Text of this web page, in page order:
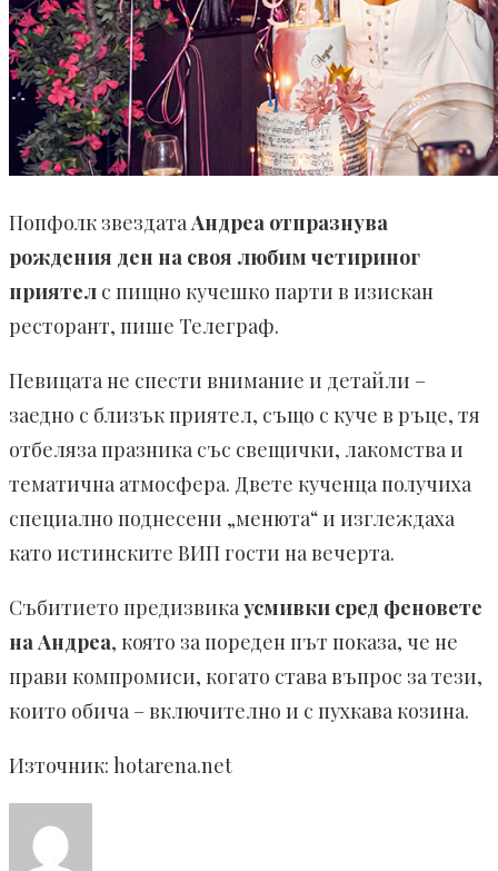
Попфолк звездатаАндреа отпразнува
рождения ден на своя любим четириног
приятел с пищно кучешко парти в изискан
ресторант, пише Телеграф.
Певицата не спести внимание и детайли –
заедно с близък приятел, също с куче в ръце, тя
отбеляза празника със свещички, лакомства и
тематична атмосфера. Двете кученца получиха
специално поднесени „менюта“ и изглеждаха
като истинските ВИП гости на вечерта.
Събитието предизвикаусмивки сред феновете
на Андреа, която за пореден път показа, че не
прави компромиси, когато става въпрос за тези,
които обича – включително и с пухкава козина.
Източник: hotarena.net